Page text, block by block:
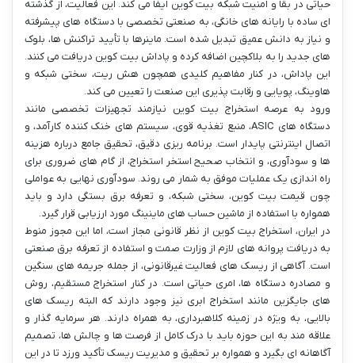
حیاتی در بقا و امنیت شبکه بیت کوین ایفا می کند. این فعالیت، از گذشته
ای ساده با رایانه های خانگی، به صنعتی تخصصی با دستگاه های پیشرفته
و نیاز به دانش عمیق تبدیل شده است. ماینرها با تأیید تراکنش ها، بلوک
های جدید را به بلاکچین اضافه کرده و پاداش بیت کوین دریافت می کنند.
این پاداش، در کنار مفاهیم کلیدی همچون هش ریت، سختی شبکه و
هاوینگ، پویایی و رقابت پذیری این صنعت را تعیین می کند.
ورود به عرصه استخراج بیت کوین نیازمند تجهیزات تخصصی مانند
دستگاه های ASIC، منبع تغذیه قوی، سیستم های خنک کننده کارآمد، و
اتصال اینترنتی پایدار است. برنامه ریزی دقیق، تحقیق جامع درباره هزینه
ها و سودآوری، و انتخاب صحیح استخر استخراج، از گام های ضروری برای
راه اندازی یک عملیات موفق به شمار می روند. سودآوری نهایی به عواملی
چون قیمت بیت کوین، سختی شبکه، و تعرفه برق بستگی دارد و باید
همواره با استفاده از ماشین حساب های ماینینگ مورد ارزیابی قرار گیرد.
در ایران، استخراج بیت کوین از نظر قانونی مجاز است، اما این مجوز منوط
به دریافت پروانه های لازم از وزارت صمت و استفاده از تعرفه برق صنعتی
است. آگاهی از ریسک های فعالیت غیرقانونی، از جمله جریمه های سنگین
و مصادره دستگاه ها، امری حیاتی است. در کنار استخراج مستقیم، روش
های جایگزین مانند استخراج ابری نیز وجود دارند که البته ریسک های
بالایی، به ویژه در زمینه کلاهبرداری، به همراه دارند. هر سرمایه گذار و
علاقه مند به این حوزه باید با درک کامل از فرصت ها و چالش ها، تصمیم
آگاهانه ای بگیرد و همواره بر تحقیق و مدیریت ریسک تأکید ورزد تا در این